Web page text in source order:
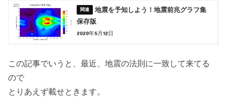
地震を予知しよう！地震前兆グラフ集
保存版
2020年5月12日
この記事でいうと、最近、地震の法則に一致して来てる
ので
とりあえず載せときます。